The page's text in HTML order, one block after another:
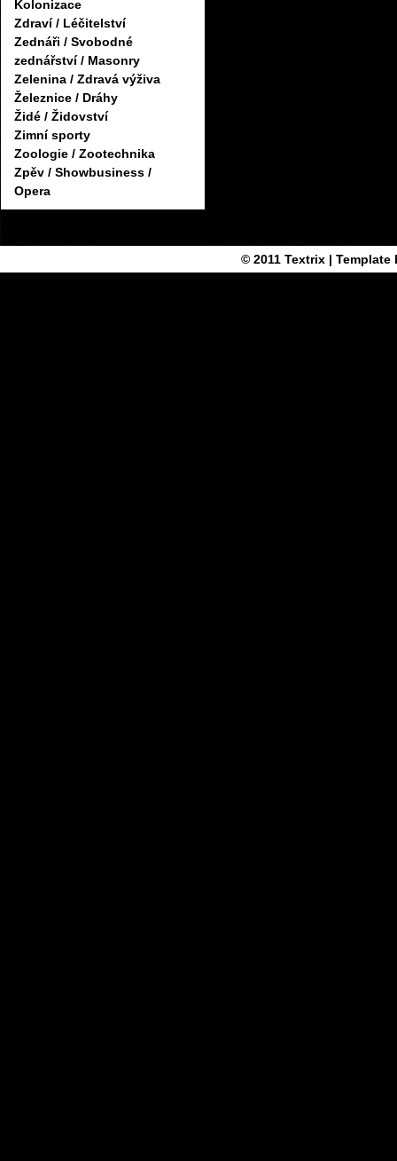
Kolonizace
Zdraví / Léčitelství
Zednáři / Svobodné
zednářství / Masonry
Zelenina / Zdravá výživa
Železnice / Dráhy
Židé / Židovství
Zimní sporty
Zoologie / Zootechnika
Zpěv / Showbusiness /
Opera
© 2011 Textrix| Template